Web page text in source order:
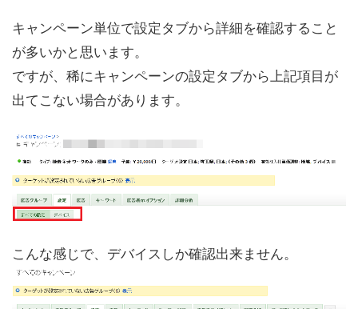
キャンペーン単位で設定タブから詳細を確認すること
が多いかと思います。
ですが、稀にキャンペーンの設定タブから上記項目が
出てこない場合があります。
こんな感じで、デバイスしか確認出来ません。